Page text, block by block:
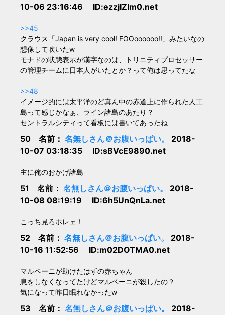
10-06 23:16:46 ID:ezzjIZIm0.net
>>45
クラウス「Japan is very cool! FOOoooooo!!」みたいなの
想像して吹いたw
モナドの状態表示が漢字なのは、トリニティプロセッサー
の管理チームに日本人がいたとか？って俺は思ってたな
>>48
イメージ的には太平洋のど真ん中の赤道上に作られた人工
島って感じかなぁ、ライン諸島のあたり？
セントラルシティって看板には書いてあったね
50 名前： 名無しさん＠お腹いっぱい。 2018-
10-07 03:18:35 ID:sBVcE9890.net
主に俺のおかげ諸島
51 名前： 名無しさん＠お腹いっぱい。 2018-
10-08 08:19:19 ID:6h5UnQnLa.net
こっち見ろホレェ！
52 名前： 名無しさん＠お腹いっぱい。 2018-
10-16 11:52:56 ID:m02DOTMA0.net
マルベーニが助けたはずの赤ちゃん
息をしなくなってたけどマルベーニが殺したの？
気になって昨日眠れなかったw
53 名前： 名無しさん＠お腹いっぱい。 2018-